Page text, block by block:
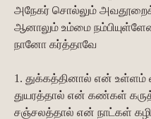
அநேகர் சொல்லும்
ஆனாலும் உம்மை
நானோ கர்த்தாவே
1. துக்கத்தினால் என் உள்ளம்
துயரத்தால் என் கண்கள்
சஞ்சலத்தால் என் நாட்கள்